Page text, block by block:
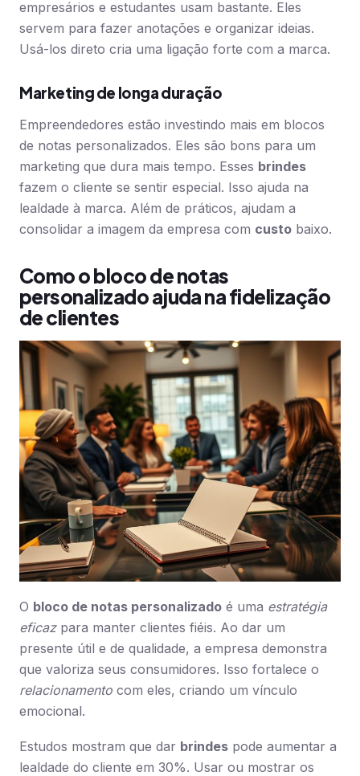
empresários e estudantes usam bastante. Eles
servem para fazer anotações e organizar ideias.
Usá-los direto cria uma ligação forte com a marca.
Marketing de longa duração
Empreendedores estão investindo mais em blocos
de notas personalizados. Eles são bons para um
marketing que dura mais tempo. Esses brindes
fazem o cliente se sentir especial. Isso ajuda na
lealdade à marca. Além de práticos, ajudam a
consolidar a imagem da empresa com custo baixo.
Como o bloco de notas
personalizado ajuda na fidelização
de clientes
O bloco de notas personalizado é uma estratégia
eficazpara manter clientes fiéis. Ao dar um
presente útil e de qualidade, a empresa demonstra
que valoriza seus consumidores. Isso fortalece o
relacionamento com eles, criando um vínculo
emocional.
Estudos mostram que dar brindes pode aumentar a
lealdade do cliente em 30%. Usar ou mostrar os